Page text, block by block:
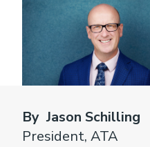
By Jason Schilling
President, ATA